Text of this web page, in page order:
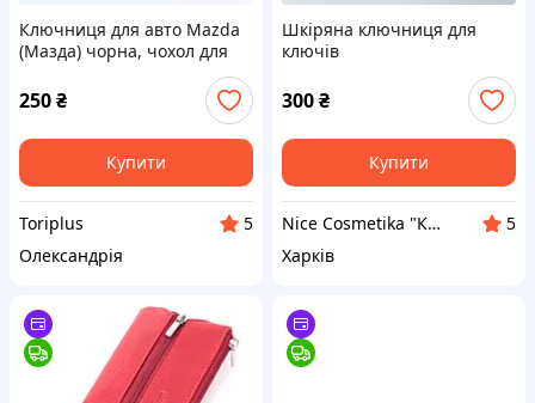
Ключниця для авто Mazda
(Мазда) чорна, чохол для
ключів на карабіні унісекс
250₴
Купити
Toriplus
5
Олександрія
Шкіряна ключниця для
ключів
300₴
Купити
Nice Cosmetika "Косметика. Парфуми. Окуляри"
5
Харків